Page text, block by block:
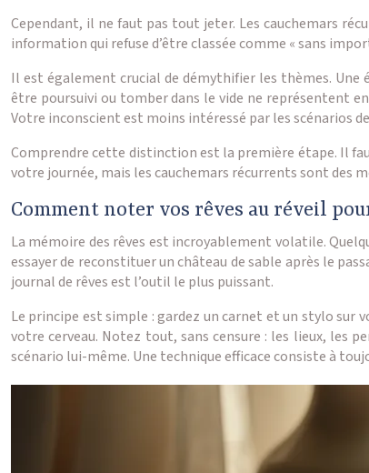
Cependant, il ne faut pas tout jeter. Les cauchemars
information qui refuse d’être classée comme « sans
Il est également crucial de démythifier les thèmes. Une
être poursuivi ou tomber dans le vide ne représentent
Votre inconscient est moins intéressé par les scénarios
Comprendre cette distinction est la première étape. Il
votre journée, mais les cauchemars récurrents sont des
Comment noter vos rêves au réveil
La mémoire des rêves est incroyablement volatile.
essayer de reconstituer un château de sable après le
journal de rêves est l’outil le plus puissant.
Le principe est simple : gardez un carnet et un stylo sur
votre cerveau. Notez tout, sans censure : les lieux, les
scénario lui-même. Une technique efficace consiste à